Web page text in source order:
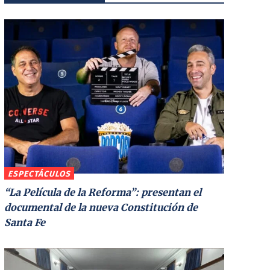
ESPECTÁCULOS
“La Película de la Reforma”: presentan el
documental de la nueva Constitución de
Santa Fe